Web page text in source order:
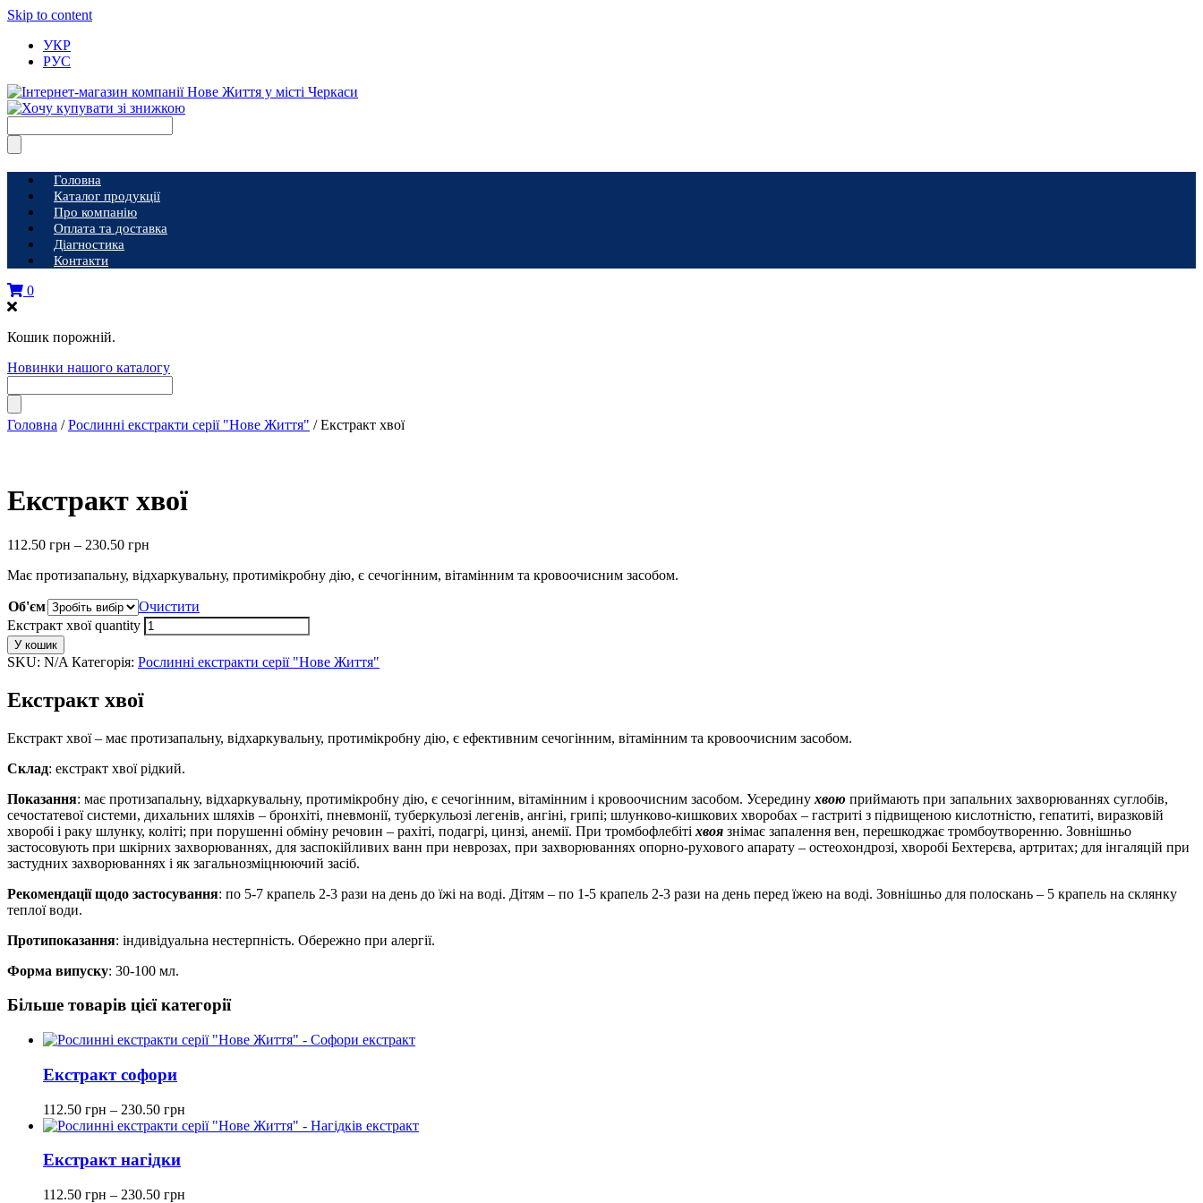
Skip to content
УКР
РУС
Головна
Каталог продукції
Про компанію
Оплата та доставка
Діагностика
Контакти
0
Кошик порожній.
Новинки нашого каталогу
Головна /Рослинні екстракти серії "Нове Життя" / Екстракт хвої
Екстракт хвої
112.50 грн – 230.50 грн
Має протизапальну, відхаркувальну, протимікробну дію, є сечогінним, вітамінним та кровоочисним засобом.
Об'єм
Очистити
Екстракт хвої quantity
У кошик
SKU: N/A Категорія: Рослинні екстракти серії "Нове Життя"
Екстракт хвої
Екстракт хвої – має протизапальну, відхаркувальну, протимікробну дію, є ефективним сечогінним, вітамінним та кровоочисним засобом.
Склад: екстракт хвої рідкий.
Показання: має протизапальну, відхаркувальну, протимікробну дію, є сечогінним, вітамінним і кровоочисним засобом. Усередину хвою приймають при запальних захворюваннях суглобів,
сечостатевої системи, дихальних шляхів – бронхіті, пневмонії, туберкульозі легенів, ангіні, грипі; шлунково-кишкових хворобах – гастриті з підвищеною кислотністю, гепатиті, виразковій
хворобі і раку шлунку, коліті; при порушенні обміну речовин – рахіті, подагрі, цинзі, анемії. При тромбофлебіті хвоя знімає запалення вен, перешкоджає тромбоутворенню. Зовнішньо
застосовують при шкірних захворюваннях, для заспокійливих ванн при неврозах, при захворюваннях опорно-рухового апарату – остеохондрозі, хворобі Бехтерєва, артритах; для інгаляцій при
застудних захворюваннях і як загальнозміцнюючий засіб.
Рекомендації щодо застосування: по 5-7 крапель 2-3 рази на день до їжі на воді. Дітям – по 1-5 крапель 2-3 рази на день перед їжею на воді. Зовнішньо для полоскань – 5 крапель на склянку
теплої води.
Протипоказання: індивідуальна нестерпність. Обережно при алергії.
Форма випуску: 30-100 мл.
Більше товарів цієї категорії
Екстракт софори
112.50 грн – 230.50 грн
Екстракт нагідки
112.50 грн – 230.50 грн